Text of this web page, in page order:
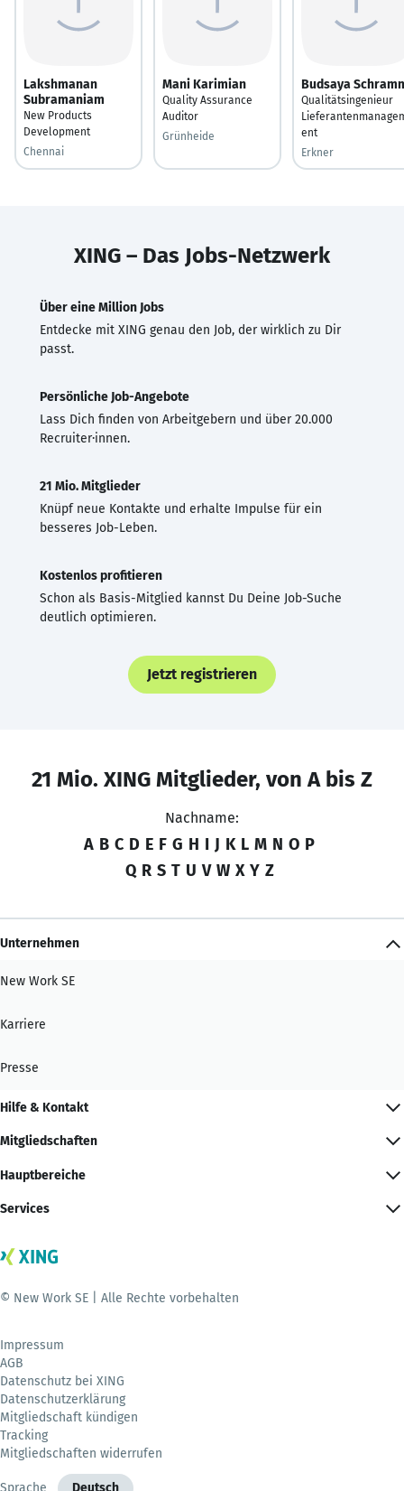
Lakshmanan
Subramaniam
New Products
Development
Chennai
Mani Karimian
Quality Assurance
Auditor
Grünheide
Budsaya
Qualitätsingenieur
ent
Erkner
XING – Das Jobs-Netzwerk
Über eine Million Jobs
Entdecke mit XING genau den Job, der wirklich zu Dir
passt.
Persönliche Job-Angebote
Lass Dich finden von Arbeitgebern und über 20.000
Recruiter·innen.
21 Mio. Mitglieder
Knüpf neue Kontakte und erhalte Impulse für ein
besseres Job-Leben.
Kostenlos profitieren
Schon als Basis-Mitglied kannst Du Deine Job-Suche
deutlich optimieren.
Jetzt registrieren
21 Mio. XING Mitglieder, von A bis Z
Nachname:
A B C D E F G H I J K L M N O P
Q R S T U V W X Y Z
Unternehmen
New Work SE
Karriere
Presse
Hilfe & Kontakt
Mitgliedschaften
Hauptbereiche
Services
© New Work SE | Alle Rechte vorbehalten
Impressum
AGB
Datenschutz bei XING
Datenschutzerklärung
Mitgliedschaft kündigen
Tracking
Mitgliedschaften widerrufen
Sprache Deutsch